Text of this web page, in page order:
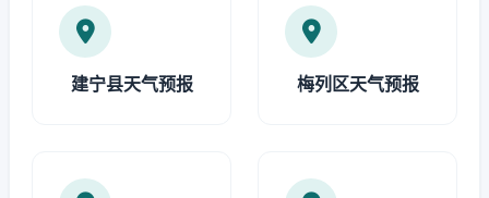
建宁县天气预报 梅列区天气预报